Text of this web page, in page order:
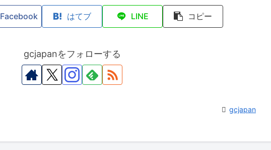
Facebook はてブ LINE コピー
gcjapanをフォローする
gcjapan